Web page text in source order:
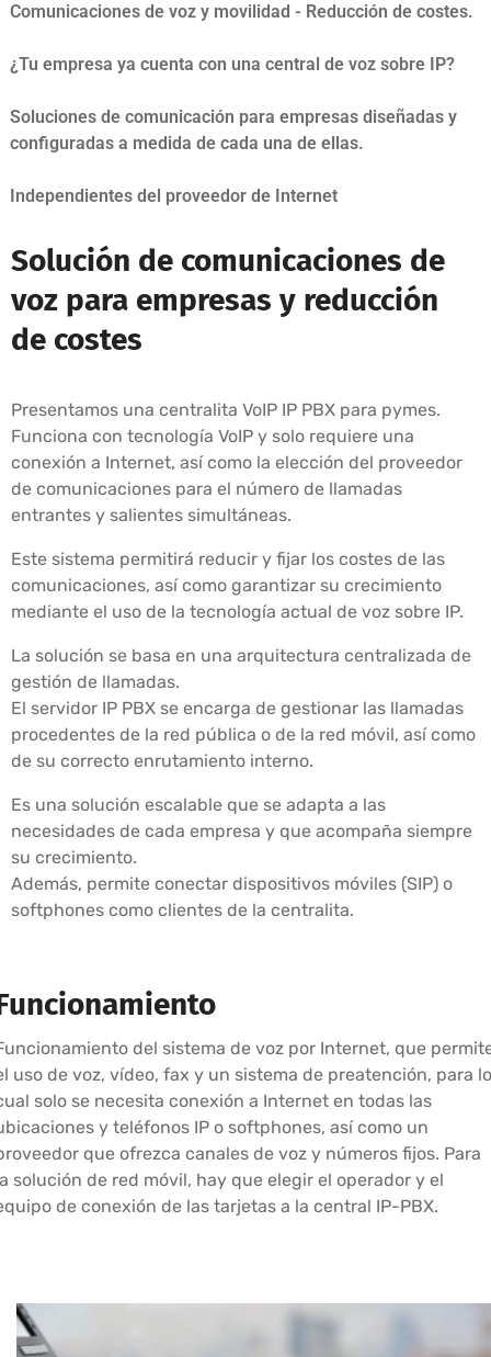
Comunicaciones de voz y movilidad - Reducción de costes.
¿Tu empresa ya cuenta con una central de voz sobre IP?
Soluciones de comunicación para empresas diseñadas y
configuradas a medida de cada una de ellas.
Independientes del proveedor de Internet
Solución de comunicaciones de
voz para empresas y reducción
de costes
Presentamos una centralita VoIP IP PBX para pymes.
Funciona con tecnología VoIP y solo requiere una
conexión a Internet, así como la elección del proveedor
de comunicaciones para el número de llamadas
entrantes y salientes simultáneas.
Este sistema permitirá reducir y fijar los costes de las
comunicaciones, así como garantizar su crecimiento
mediante el uso de la tecnología actual de voz sobre IP.
La solución se basa en una arquitectura centralizada de
gestión de llamadas.
El servidor IP PBX se encarga de gestionar las llamadas
procedentes de la red pública o de la red móvil, así como
de su correcto enrutamiento interno.
Es una solución escalable que se adapta a las
necesidades de cada empresa y que acompaña siempre
su crecimiento.
Además, permite conectar dispositivos móviles (SIP) o
softphones como clientes de la centralita.
del sistema de voz por Internet, que
uso de voz, vídeo, fax y un sistema de preatención, para lo
solo se necesita conexión a Internet en todas las
y teléfonos IP o softphones, así como un
que ofrezca canales de voz y números fijos. Para
solución de red móvil, hay que elegir el operador y el
de conexión de las tarjetas a la central IP-PBX.